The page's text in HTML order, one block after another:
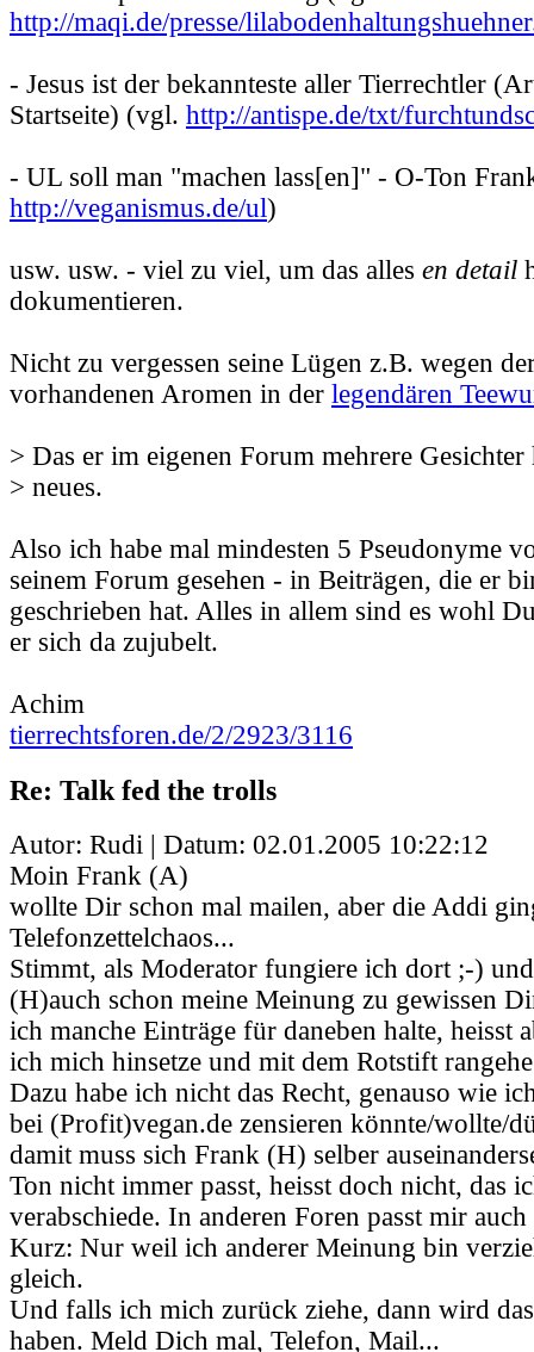
http://maqi.de/presse/
- Jesus ist der bekannteste aller Tierrechtler
Startseite) (vgl. http://antispe.de/txt/
- UL soll man "machen lass[en]" - O-Ton
http://veganismus.de/ul)
usw. usw. - viel zu viel, um das alles en detail
dokumentieren.
Nicht zu vergessen seine Lügen z.B. wegen
vorhandenen Aromen in der legendären
> Das er im eigenen Forum mehrere Gesichter
> neues.
Also ich habe mal mindesten 5 Pseudonyme
seinem Forum gesehen - in Beiträgen, die er
geschrieben hat. Alles in allem sind es wohl
er sich da zujubelt.
Achim
tierrechtsforen.de/2/2923/3116
Re: Talk fed the trolls
Autor: Rudi | Datum: 02.01.2005 10:22:12
Moin Frank (A)
wollte Dir schon mal mailen, aber die Addi
Telefonzettelchaos...
Stimmt, als Moderator fungiere ich dort ;-)
(H)auch schon meine Meinung zu gewissen
ich manche Einträge für daneben halte, heisst
ich mich hinsetze und mit dem Rotstift
Dazu habe ich nicht das Recht, genauso wie
bei (Profit)vegan.de zensieren könnte/wollte/
damit muss sich Frank (H) selber
Ton nicht immer passt, heisst doch nicht, das
verabschiede. In anderen Foren passt mir
Kurz: Nur weil ich anderer Meinung bin
gleich.
Und falls ich mich zurück ziehe, dann wird
haben. Meld Dich mal, Telefon, Mail...